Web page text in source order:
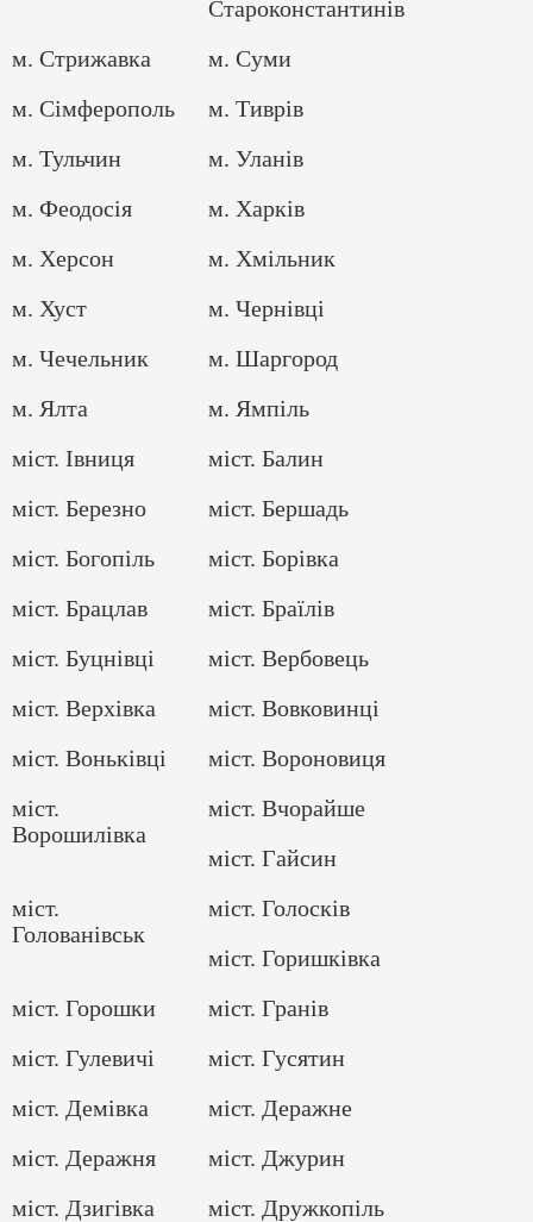
Староконстантинів
м. Стрижавка
м. Суми
м. Сімферополь
м. Тиврів
м. Тульчин
м. Уланів
м. Феодосія
м. Харків
м. Херсон
м. Хмільник
м. Хуст
м. Чернівці
м. Чечельник
м. Шаргород
м. Ялта
м. Ямпіль
міст. Івниця
міст. Балин
міст. Березно
міст. Бершадь
міст. Богопіль
міст. Борівка
міст. Брацлав
міст. Браїлів
міст. Буцнівці
міст. Вербовець
міст. Верхівка
міст. Вовковинці
міст. Воньківці
міст. Вороновиця
міст.
Ворошилівка
міст. Вчорайше
міст. Гайсин
міст.
Голованівськ
міст. Голосків
міст. Горишківка
міст. Горошки
міст. Гранів
міст. Гулевичі
міст. Гусятин
міст. Демівка
міст. Деражне
міст. Деражня
міст. Джурин
міст. Дзигівка
міст. Дружкопіль